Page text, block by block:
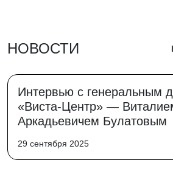
НОВОСТИ
Интервью с генеральным
«Виста-Центр» —
Аркадьевичем Булатовым
29 сентября 2025